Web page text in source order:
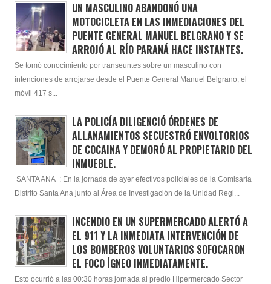
UN MASCULINO ABANDONÓ UNA
MOTOCICLETA EN LAS INMEDIACIONES DEL
PUENTE GENERAL MANUEL BELGRANO Y SE
ARROJÓ AL RÍO PARANÁ HACE INSTANTES.
Se tomó conocimiento por transeuntes sobre un masculino con
intenciones de arrojarse desde el Puente General Manuel Belgrano, el
móvil 417 s...
LA POLICÍA DILIGENCIÓ ÓRDENES DE
ALLANAMIENTOS SECUESTRÓ ENVOLTORIOS
DE COCAINA Y DEMORÓ AL PROPIETARIO DEL
INMUEBLE.
SANTA ANA : En la jornada de ayer efectivos policiales de la Comisaría
Distrito Santa Ana junto al Área de Investigación de la Unidad Regi...
INCENDIO EN UN SUPERMERCADO ALERTÓ A
EL 911 Y LA INMEDIATA INTERVENCIÓN DE
LOS BOMBEROS VOLUNTARIOS SOFOCARON
EL FOCO ÍGNEO INMEDIATAMENTE.
Esto ocurrió a las 00:30 horas jornada al predio Hipermercado Sector